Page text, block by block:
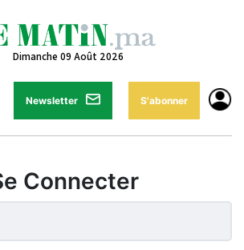
Dimanche 09 Août 2026
Newsletter S'abonner
Connecter